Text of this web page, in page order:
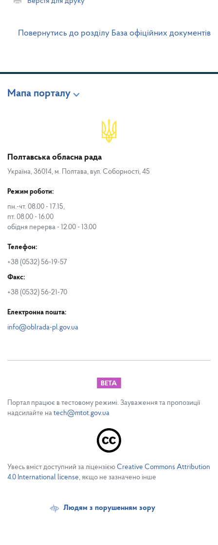
Повернутись до розділу База офіційних документів
Мапа порталу
Полтавська обласна рада
Україна, 36014, м. Полтава, вул. Соборності, 45
Режим роботи:
пн.-чт. 08.00 - 17.15,
пт. 08.00 - 16.00
обідня перерва - 12.00 - 13.00
Телефон:
+38 (0532) 56-19-57
Факс:
+38 (0532) 56-21-70
Електронна пошта:
info@oblrada-pl.gov.ua
Портал працює в тестовому режимі. Зауваження та пропозиції
надсилайте на tech@mtot.gov.ua
Увесь вміст доступний за ліцензією Creative Commons Attribution
4.0 International license, якщо не зазначено інше
Людям з порушенням зору